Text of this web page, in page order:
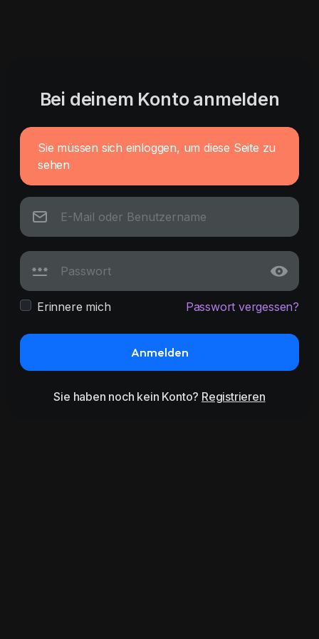
Bei deinem Konto anmelden
Sie müssen sich einloggen, um diese Seite zu
sehen
Erinnere mich Passwort vergessen?
Anmelden
Sie haben noch kein Konto? Registrieren